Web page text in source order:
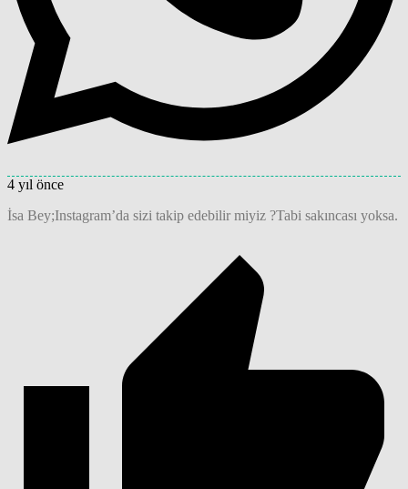
4 yıl önce
İsa Bey;Instagram’da sizi takip edebilir miyiz ?Tabi sakıncası yoksa.